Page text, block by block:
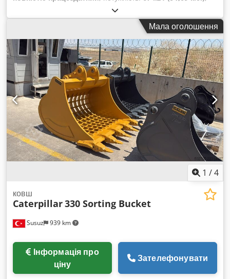
9 800 кг, Рік виготовлення:
номер машини/транспортного засобу:
, відмінний стан Credpfxjylmkxo
Ahmof
Мала оголошення
1 /4
Susuz 939 km
ковш
Caterpillar330 Sorting Bucket
ціну
Зателефонувати